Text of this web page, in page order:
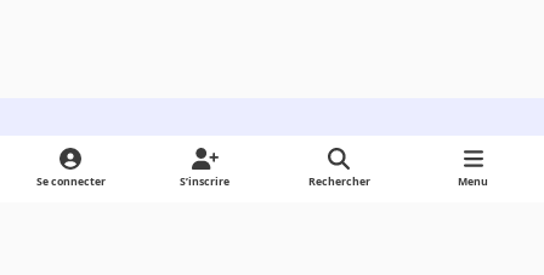
Light ModeDark ModeSystem Preference
Se connecter S’inscrire Rechercher Menu